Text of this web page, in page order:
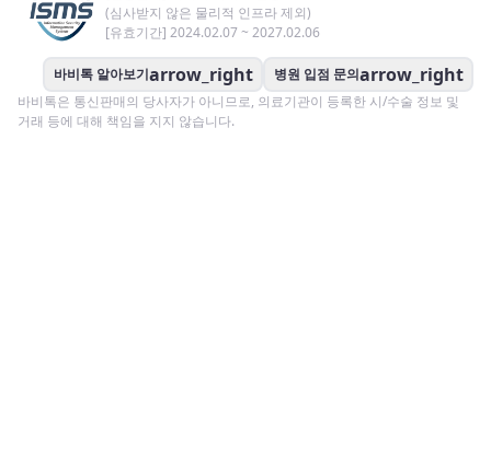
(심사받지 않은 물리적 인프라 제외)
[유효기간] 2024.02.07 ~ 2027.02.06
바비톡 알아보기arrow_right 병원 입점 문의arrow_right
바비톡은 통신판매의 당사자가 아니므로, 의료기관이 등록한 시/수술 정보 및
거래 등에 대해 책임을 지지 않습니다.